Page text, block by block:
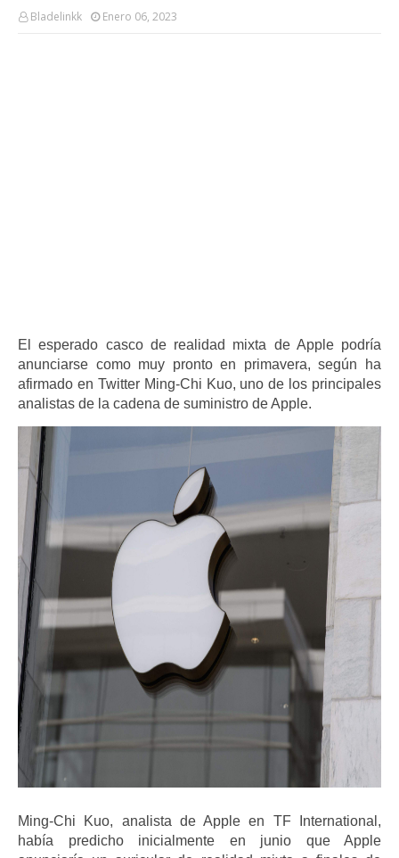
Bladelinkk Enero 06, 2023
El esperado casco de realidad mixta de Apple podría
anunciarse como muy pronto en primavera, según ha
afirmado en Twitter Ming-Chi Kuo, uno de los principales
analistas de la cadena de suministro de Apple.
Ming-Chi Kuo, analista de Apple en TF International,
había predicho inicialmente en junio que Apple